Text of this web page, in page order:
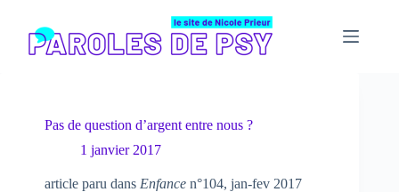
contenu
Pas de question d’argent entre nous ?
1 janvier 2017
article paru dans Enfance n°104, jan-fev 2017